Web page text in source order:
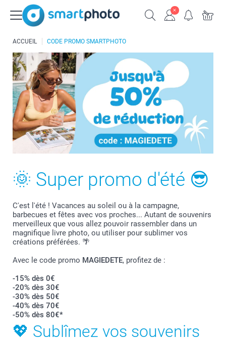
ACCUEIL CODE PROMO SMARTPHOTO
🌞 Super promo d'été 😎
C'est l'été ! Vacances au soleil ou à la campagne,
barbecues et fêtes avec vos proches... Autant de souvenirs
merveilleux que vous allez pouvoir rassembler dans un
magnifique livre photo, ou utiliser pour sublimer vos
créations préférées. 🌴
Avec le code promo MAGIEDETE, profitez de :
-15% dès 0€
-20% dès 30€
-30% dès 50€
-40% dès 70€
-50% dès 80€*
💖 Sublîmez vos souvenirs